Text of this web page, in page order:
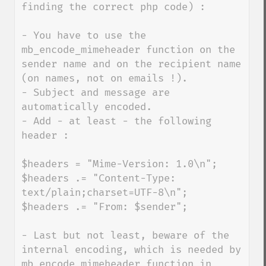
finding the correct php code) :
- You have to use the
mb_encode_mimeheader function on the
sender name and on the recipient name
(on names, not on emails !).
- Subject and message are
automatically encoded.
- Add - at least - the following
header :
$headers = "Mime-Version: 1.0\n";
$headers .= "Content-Type:
text/plain;charset=UTF-8\n";
$headers .= "From: $sender";
- Last but not least, beware of the
internal encoding, which is needed by